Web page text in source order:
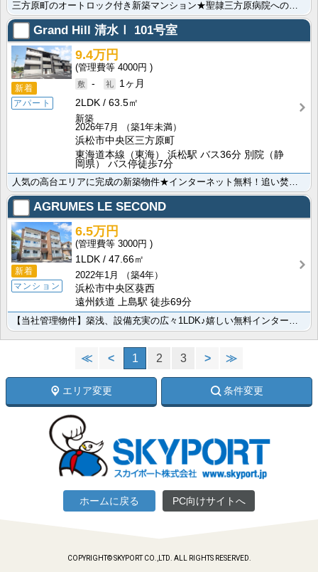
Grand Hill 清水Ⅰ 101号室
新着
アパート
9.4万円
4000円
-
1ヶ月
2LDK
63.5㎡
新築
2026年7月
（築1年未満）
浜松市中央区三方原町
東海道本線（東海） 浜松駅 バス36分 別院（静
岡県） バス停徒歩7分
人気の高台エリアに完成の新築物件★インターネット無料！追い焚き機能・浴室乾燥さらにIH付きのシステム･･･
AGRUMES LE SECOND
新着
マンション
6.5万円
3000円
1LDK
47.66㎡
2022年1月
（築4年）
浜松市中央区葵西
遠州鉄道 上島駅 徒歩69分
【当社管理物件】築浅、設備充実の広々1LDK♪嬉しい無料インターネット完備です。是非お問い合わせ下さ･･･
≪ < 1 2 3 > ≫
エリア変更 条件変更
ホームに戻る PC向けサイトへ
COPYRIGHT© SKYPORT CO.,LTD. ALL RIGHTS RESERVED.